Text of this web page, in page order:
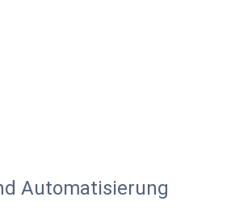
Automatisierung